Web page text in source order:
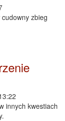
zbieg
innych kwestiach